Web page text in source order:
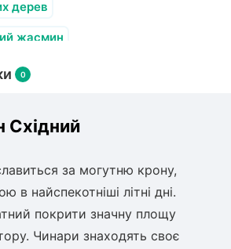
кущі
(агротканини)
чеснока
дерев
жасмин
0
Східний
за могутню крону,
в найспекотніші літні дні.
покрити значну площу
Чинари знаходять своє